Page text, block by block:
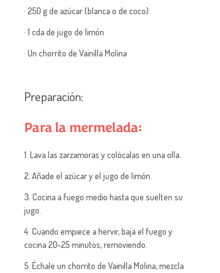
· 250 g de azúcar (blanca o de coco)
· 1 cda de jugo de limón
· Un chorrito de Vainilla Molina
Preparación:
Para la mermelada:
1. Lava las zarzamoras y colócalas en una olla.
2. Añade el azúcar y el jugo de limón.
3. Cocina a fuego medio hasta que suelten su
jugo.
4. Cuando empiece a hervir, baja el fuego y
cocina 20–25 minutos, removiendo.
5. Échale un chorrito de Vainilla Molina, mezcla